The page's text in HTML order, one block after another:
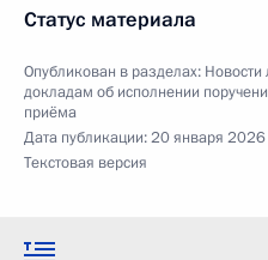
Статус материала
Опубликован в разделах: Новости
докладам об исполнении
приёма
Дата публикации:20 января
Текстовая версия